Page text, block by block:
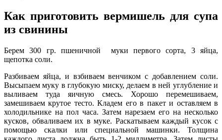
Как приготовить вермишель для супа
из свинины
Берем 300 гр. пшеничной муки первого сорта, 3 яйца,
щепотка соли.
Разбиваем яйца, и взбиваем венчиком с добавлением соли.
Высыпаем муку в глубокую миску, делаем в ней углубление и
выливаем туда яичную смесь. Хорошо перемешиваем,
замешиваем крутое тесто. Кладем его в пакет и оставляем в
холодильнике на пол часа. Затем нарезаем его на несколько
кусков, обваливаем их в муке. Раскатываем каждый кусок с
помощью скалки или специальной машинки. Толщина